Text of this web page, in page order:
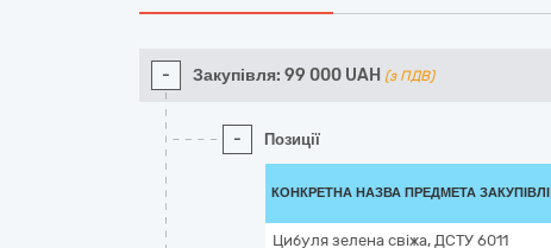
- Закупівля: 99 000 UAH (з ПДВ)
- Позиції
КОНКРЕТНА НАЗВА ПРЕДМЕТА ЗАКУПІВЛІ
Цибуля зелена свіжа, ДСТУ 6011